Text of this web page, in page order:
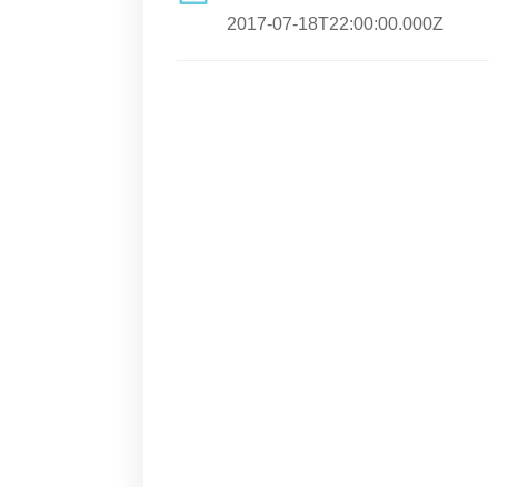
2017-07-18T22:00:00.000Z